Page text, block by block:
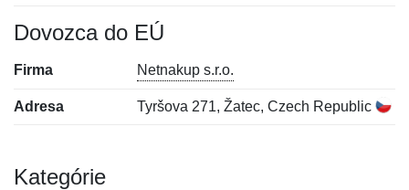
Dovozca do EÚ
Firma Netnakup s.r.o.
Adresa Tyršova 271, Žatec, Czech Republic
Kategórie